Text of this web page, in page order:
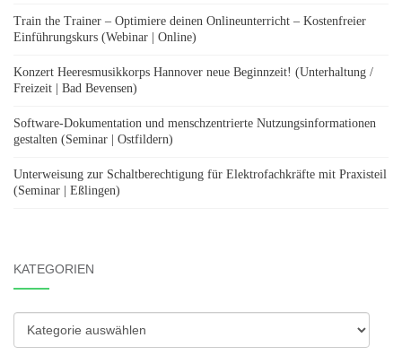
Train the Trainer – Optimiere deinen Onlineunterricht – Kostenfreier
Einführungskurs (Webinar | Online)
Konzert Heeresmusikkorps Hannover neue Beginnzeit! (Unterhaltung /
Freizeit | Bad Bevensen)
Software-Dokumentation und menschzentrierte Nutzungsinformationen
gestalten (Seminar | Ostfildern)
Unterweisung zur Schaltberechtigung für Elektrofachkräfte mit Praxisteil
(Seminar | Eßlingen)
KATEGORIEN
Kategorien